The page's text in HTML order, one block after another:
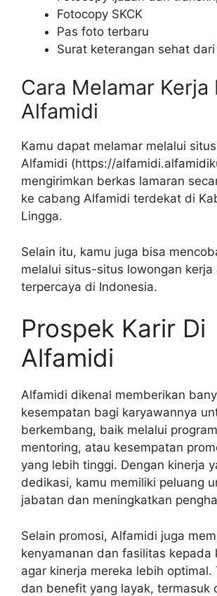
Fotocopy SKCK
Pas foto terbaru
Surat keterangan sehat
Cara Melamar Kerja
Alfamidi
Kamu dapat melamar melalui
Alfamidi (https://
mengirimkan berkas lamaran
ke cabang Alfamidi terdekat di
Lingga.
Selain itu, kamu juga bisa
melalui situs-situs lowongan kerja
terpercaya di Indonesia.
Prospek Karir Di
Alfamidi
Alfamidi dikenal memberikan
kesempatan bagi karyawannya
berkembang, baik melalui
mentoring, atau kesempatan
yang lebih tinggi. Dengan kinerja
dedikasi, kamu memiliki peluang
jabatan dan meningkatkan
Selain promosi, Alfamidi juga
kenyamanan dan fasilitas kepada
agar kinerja mereka lebih optimal.
dan benefit yang layak, termasuk